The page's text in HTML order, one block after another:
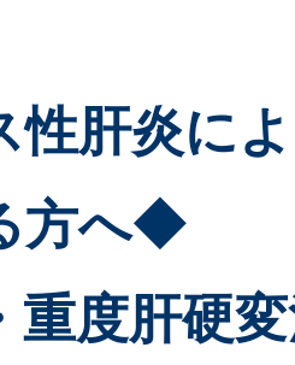
肝炎に
方へ◆
重度肝硬